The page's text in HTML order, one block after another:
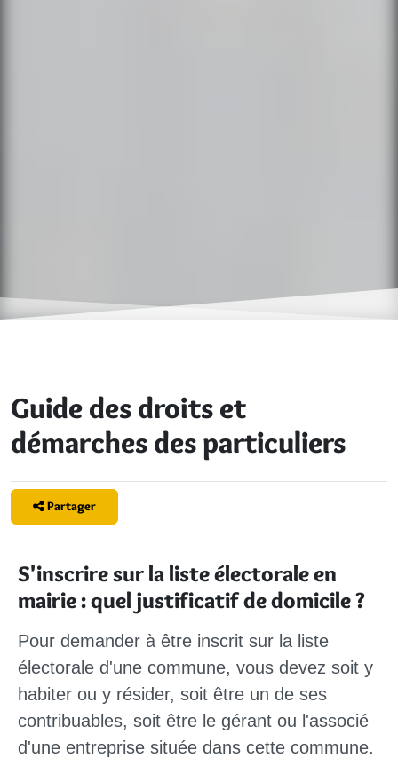
Guide des droits et
démarches des particuliers
Partager
S'inscrire sur la liste électorale en
mairie : quel justificatif de domicile ?
Pour demander à être inscrit sur la liste
électorale d'une commune, vous devez soit y
habiter ou y résider, soit être un de ses
contribuables, soit être le gérant ou l'associé
d'une entreprise située dans cette commune.